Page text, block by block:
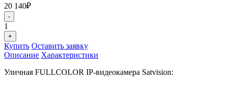
20 140₽
-
1
+
Купить Оставить заявку
Описание Характеристики
Уличная FULLCOLOR IP-видеокамера Satvision: